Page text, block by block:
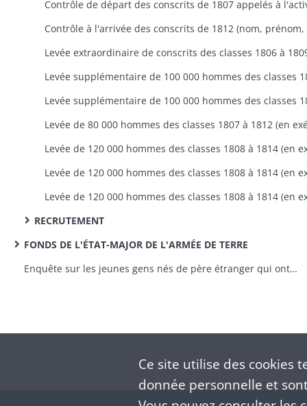
RECRUTEMENT
FONDS DE L'ÉTAT-MAJOR DE L'ARMÉE DE TERRE
Enquête sur les jeunes gens nés de père étranger qui ont répudié la qualité de français
Ce site utilise des cookies
donnée personnelle et